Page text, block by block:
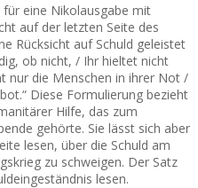
für eine Nikolausgabe mit
auf der letzten Seite des
Rücksicht auf Schuld geleistet
ob nicht, / Ihr hieltet nicht
nur die Menschen in ihrer Not /
Diese Formulierung bezieht
Hilfe, das zum
gehörte. Sie lässt sich aber
lesen, über die Schuld am
zu schweigen. Der Satz
lesen.